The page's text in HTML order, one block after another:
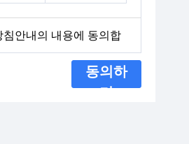
안내의 내용에 동의합
동의하
기